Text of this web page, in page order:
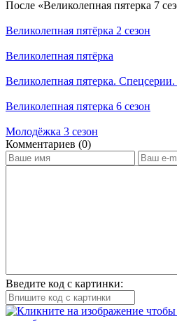
По­сле «Великолепная пятерка 7
Великолепная пятёрка 2 сезон
Великолепная пятёрка
Великолепная пятерка.
Великолепная пятерка 6 сезон
Молодёжка 3 сезон
Ком­мен­та­ри­ев (0)
Введите код с картинки: